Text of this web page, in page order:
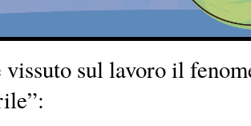
sul lavoro il